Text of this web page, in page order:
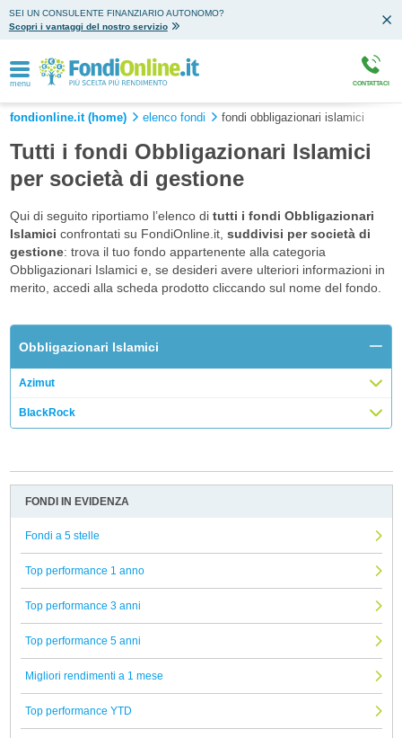
SEI UN CONSULENTE FINANZIARIO AUTONOMO?
Scopri i vantaggi del nostro servizio
menu CONTATTACI
fondionline.it (home) elenco fondi fondi obbligazionari islamici
Tutti i fondi Obbligazionari Islamici
per società di gestione
Qui di seguito riportiamo l’elenco di tutti i fondi Obbligazionari
Islamici confrontati su FondiOnline.it, suddivisi per società di
gestione: trova il tuo fondo appartenente alla categoria
Obbligazionari Islamici e, se desideri avere ulteriori informazioni in
merito, accedi alla scheda prodotto cliccando sul nome del fondo.
Obbligazionari Islamici
Azimut
BlackRock
FONDI IN EVIDENZA
Fondi a 5 stelle
Top performance 1 anno
Top performance 3 anni
Top performance 5 anni
Migliori rendimenti a 1 mese
Top performance YTD